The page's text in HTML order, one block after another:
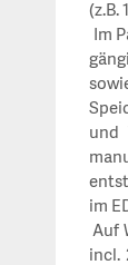
(z.B.
Im
und
im
Auf
incl.